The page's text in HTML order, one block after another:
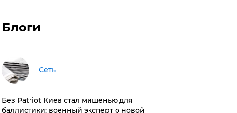
Блоги
Сеть
​Без Patriot Киев стал мишенью для
баллистики: военный эксперт о новой